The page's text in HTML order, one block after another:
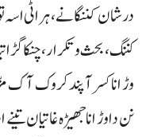
درشان کننگانے، ہراٹی اسہ
کننگ، بحث و تکرار، چنکا
وڑ انا کسر آ پند کروک آک
نن دا وڑ انا جھیڑہ غاتیان